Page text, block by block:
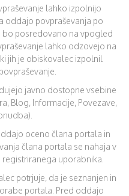
lahko izpolnijo
oddajo povpraševanja po
bo posredovano na vpogled
lahko odzovejo na
jih je obiskovalec izpolnil
javno dostopne vsebine
Blog, Informacije, Povezave,
oceno člana portala in
člana portala se nahaja v
uporabnika.
potrjuje, da je seznanjen in
portala. Pred oddajo